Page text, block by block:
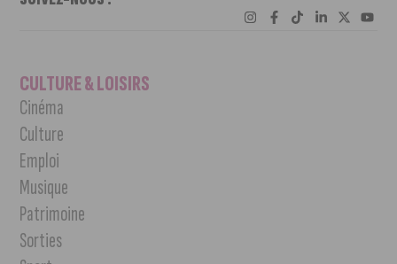
CULTURE & LOISIRS
Cinéma
Culture
Emploi
Musique
Patrimoine
Sorties